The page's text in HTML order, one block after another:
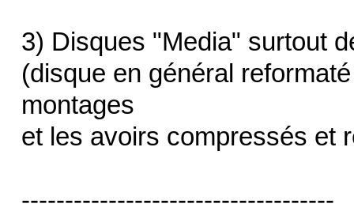
3) Disques "Media" surtout
(disque en général
montages
et les avoirs compressés et
------------------------------------